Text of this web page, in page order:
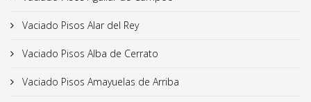
Vaciado Pisos Alar del Rey
Vaciado Pisos Alba de Cerrato
Vaciado Pisos Amayuelas de Arriba